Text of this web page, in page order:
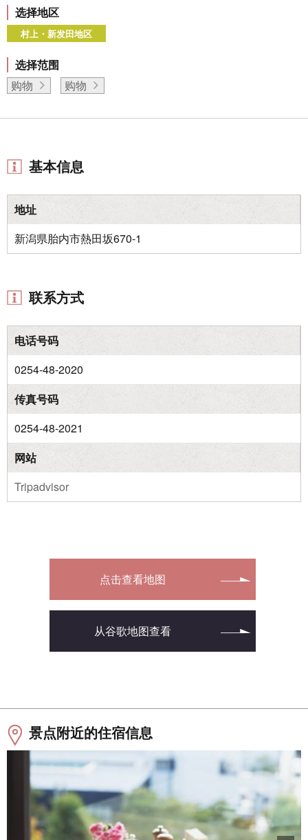
选择地区
村上・新发田地区
选择范围
购物
购物
基本信息
地址
新潟県胎内市熱田坂670-1
联系方式
电话号码
0254-48-2020
传真号码
0254-48-2021
网站
Tripadvisor
点击查看地图
从谷歌地图查看
景点附近的住宿信息